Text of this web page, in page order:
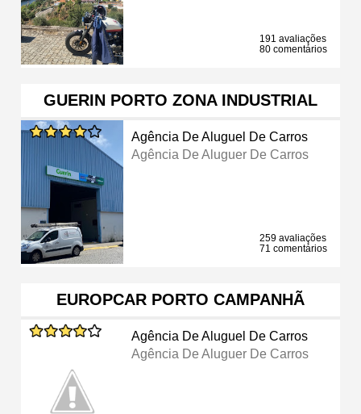
191 avaliações
80 comentários
GUERIN PORTO ZONA INDUSTRIAL
Agência De Aluguel De Carros
Agência De Aluguer De Carros
259 avaliações
71 comentários
EUROPCAR PORTO CAMPANHÃ
Agência De Aluguel De Carros
Agência De Aluguer De Carros